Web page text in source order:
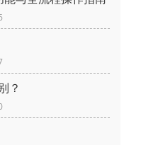
？